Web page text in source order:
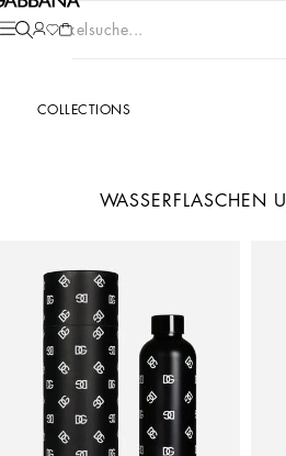
Artikelsuche...
COLLECTIONS
WASSERFLASCHEN